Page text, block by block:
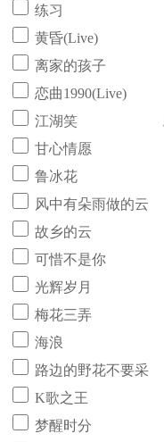
练习
黄昏(Live)
离家的孩子
恋曲1990(Live)
江湖笑
甘心情愿
鲁冰花
风中有朵雨做的云
故乡的云
可惜不是你
光辉岁月
梅花三弄
海浪
路边的野花不要采
K歌之王
梦醒时分